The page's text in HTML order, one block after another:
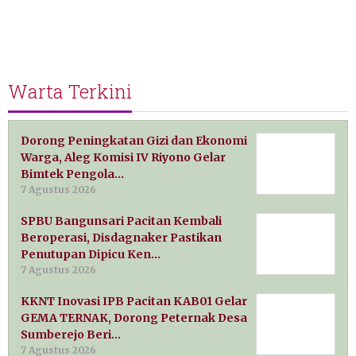
Warta Terkini
Dorong Peningkatan Gizi dan Ekonomi
Warga, Aleg Komisi IV Riyono Gelar
Bimtek Pengola…
7 Agustus 2026
SPBU Bangunsari Pacitan Kembali
Beroperasi, Disdagnaker Pastikan
Penutupan Dipicu Ken…
7 Agustus 2026
KKNT Inovasi IPB Pacitan KAB01 Gelar
GEMA TERNAK, Dorong Peternak Desa
Sumberejo Beri…
7 Agustus 2026